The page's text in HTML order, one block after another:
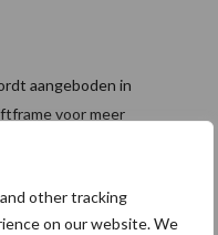
other tracking
on our website. We
aangeboden in
voor meer
compactheid.
van regeneratieve